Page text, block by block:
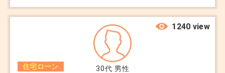
ッズ購入、ファンクラブ費などで月によっては20万円以
上使うことがあります。 カードの支払いが多い月は40
万円近くになることもあります。 滞納したことはあり
ませんが、通帳やカード明細を見られたときに「この人
は浪費が多い」と判断されないか不安です。 不動産会
社には借入がなければ大丈夫と言われましたが、生活費
30代 男性
住宅ローン
1240 view